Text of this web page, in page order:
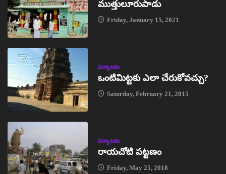
ముత్తులూరుపాడు
Friday, January 15, 2021
పర్యాటకం
ఒంటిమిట్టకు ఎలా చేరుకోవచ్చు?
Saturday, February 21, 2015
పర్యాటకం
రాయచోటి పట్టణం
Friday, May 25, 2018